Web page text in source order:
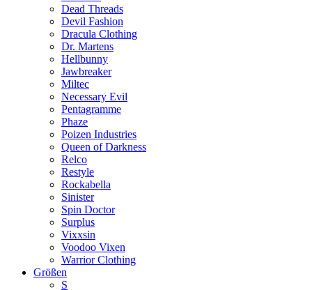
Dead Threads
Devil Fashion
Dracula Clothing
Dr. Martens
Hellbunny
Jawbreaker
Miltec
Necessary Evil
Pentagramme
Phaze
Poizen Industries
Queen of Darkness
Relco
Restyle
Rockabella
Sinister
Spin Doctor
Surplus
Vixxsin
Voodoo Vixen
Warrior Clothing
Größen
S